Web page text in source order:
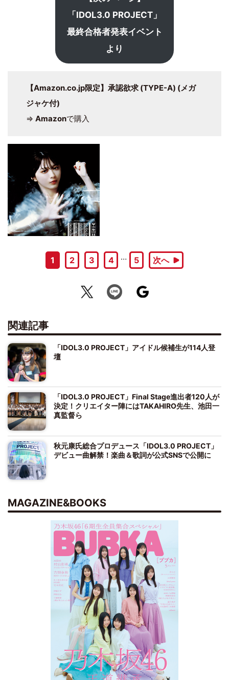
「IDOL3.0 PROJECT」
最終合格者発表イベント
より
【Amazon.co.jp限定】承認欲求 (TYPE-A) (メガ
ジャケ付)
⇒ Amazonで購入
1 2 3 4 … 5 次へ
関連記事
「IDOL3.0 PROJECT」アイドル候補生が114人登
壇
「IDOL3.0 PROJECT」Final Stage進出者120人が
決定！クリエイター陣にはTAKAHIRO先生、池田一
真監督ら
秋元康氏総合プロデュース「IDOL3.0 PROJECT」
デビュー曲解禁！楽曲＆歌詞が公式SNSで公開に
MAGAZINE&BOOKS